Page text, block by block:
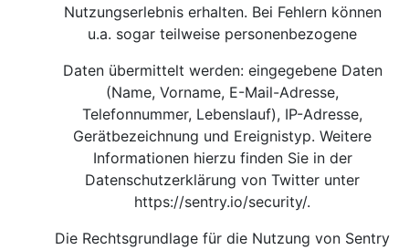
Nutzungserlebnis erhalten. Bei Fehlern können
u.a. sogar teilweise personenbezogene
Daten übermittelt werden: eingegebene Daten
(Name, Vorname, E-Mail-Adresse,
Telefonnummer, Lebenslauf), IP-Adresse,
Gerätbezeichnung und Ereignistyp. Weitere
Informationen hierzu finden Sie in der
Datenschutzerklärung von Twitter unter
https://sentry.io/security/.
Die Rechtsgrundlage für die Nutzung von Sentry